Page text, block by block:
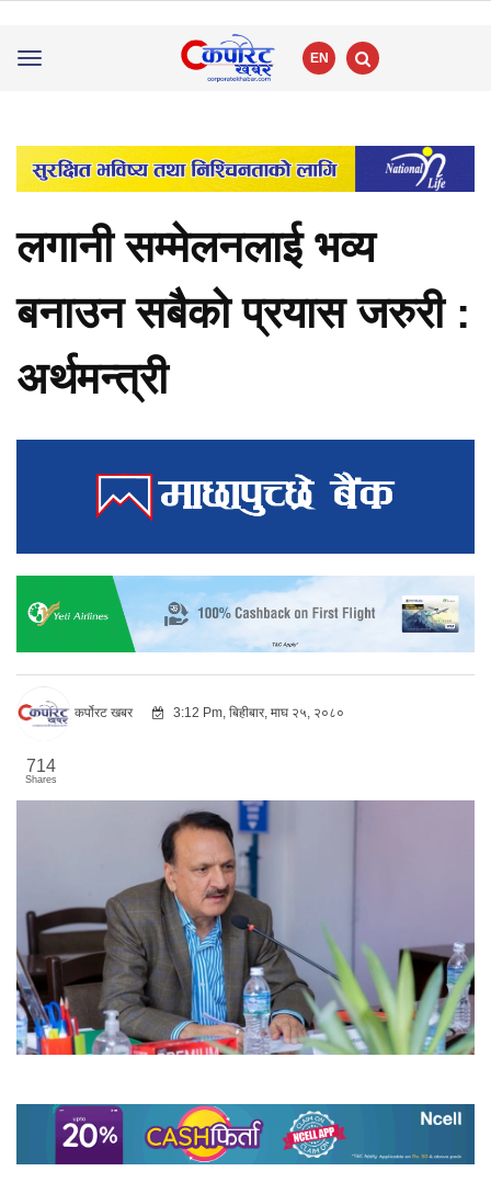
Toggle
EN
लगानी सम्मेलनलाई भव्य
बनाउन सबैको प्रयास जरुरी :
अर्थमन्त्री
कर्पोरट खबर 3:12 Pm, बिहीबार, माघ २५, २०८०
714
Shares